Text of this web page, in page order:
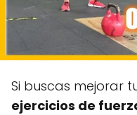
Si buscas mejorar
ejercicios de